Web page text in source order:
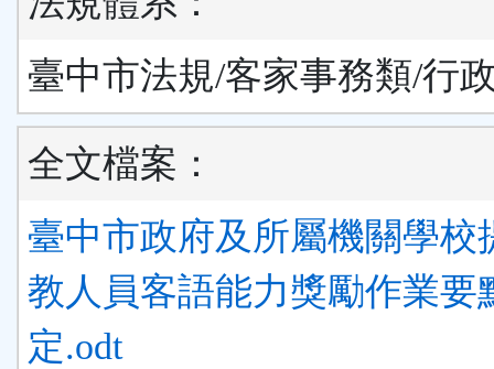
臺中市法規/客家事務類/行
全文檔案：
臺中市政府及所屬機關學校
教人員客語能力獎勵作業要
定.odt